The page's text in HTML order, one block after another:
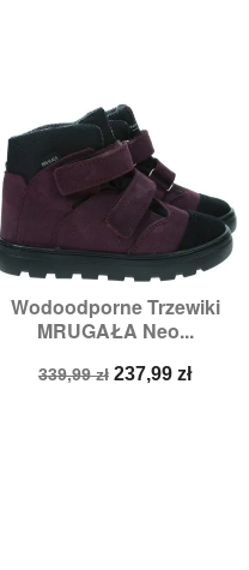
Wodoodporne Trzewiki
MRUGAŁA Neo...
Cena
339,99 zł Cena
237,99 zł